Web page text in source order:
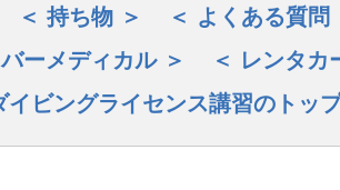
持ち物
よくある質問
ーメディカル
レンタカ
イビングライセンス講習のトッ